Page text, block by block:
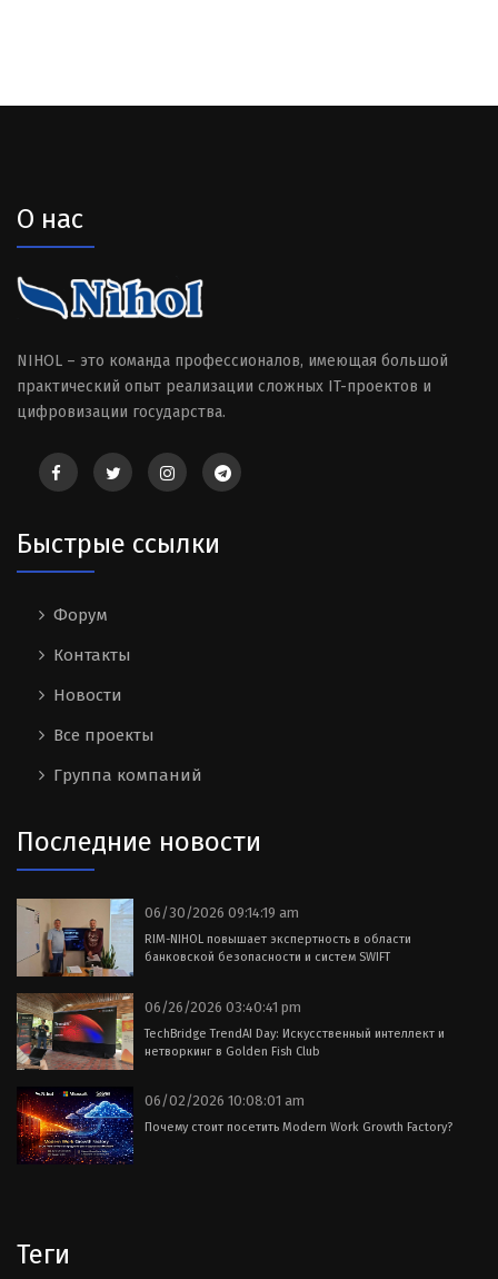
О нас
NIHOL – это команда профессионалов, имеющая большой
практический опыт реализации сложных IT-проектов и
цифровизации государства.
Быстрые ссылки
Форум
Контакты
Новости
Все проекты
Группа компаний
Последние новости
06/30/2026 09:14:19 am
RIM-NIHOL повышает экспертность в области
банковской безопасности и систем SWIFT
06/26/2026 03:40:41 pm
TechBridge TrendAI Day: Искусственный интеллект и
нетворкинг в Golden Fish Club
06/02/2026 10:08:01 am
Почему стоит посетить Modern Work Growth Factory?
Теги